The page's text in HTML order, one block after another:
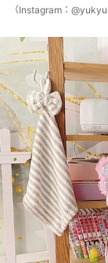
（Instagram：